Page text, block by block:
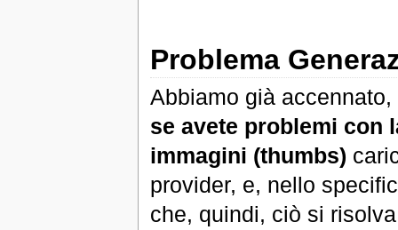
Problema
Abbiamo già
se avete problemi con
immagini (thumbs)
provider, e, nello
che, quindi, ciò si